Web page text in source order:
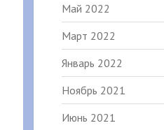
Май 2022
Март 2022
Январь 2022
Ноябрь 2021
Июнь 2021